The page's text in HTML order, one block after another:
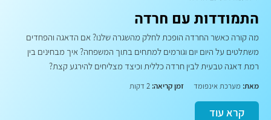
התמודדות עם חרדה
מה קורה כאשר החרדה הופכת לחלק מהשגרה שלנו? אם הדאגה והפחדים
משתלטים על היום יום וגורמים למתחים בתוך המשפחה? איך מבחינים בין
רמת דאגה טבעית לבין חרדה כללית וכיצד מצליחים להירגע קצת?
מאת: מערכת אינפומד זמן קריאה:
קרא עוד